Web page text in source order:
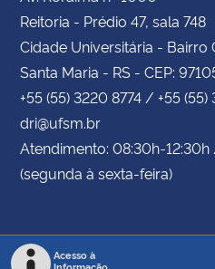
Reitoria - Prédio 47, sala 748
Cidade Universitária - Bairro
Santa Maria - RS - CEP:
+55 (55) 3220 8774 / +55
dri@ufsm.br
Atendimento: 08:30h-
(segunda à sexta-feira)
Acesso à